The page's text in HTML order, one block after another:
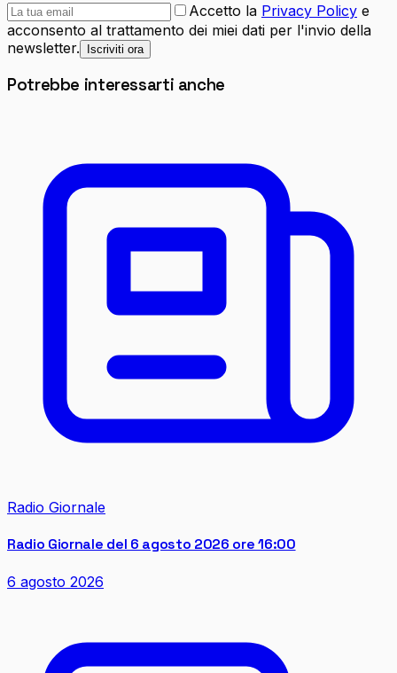
Accetto la Privacy Policy e
acconsento al trattamento dei miei dati per l'invio della
newsletter.
Iscriviti ora
Potrebbe interessarti anche
Radio Giornale
Radio Giornale del 6 agosto 2026 ore 16:00
6 agosto 2026